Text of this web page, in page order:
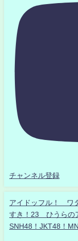
チャンネル登録
アイドッフル！ ワ
すき！23 ひうらの
SNH48！JKT48！